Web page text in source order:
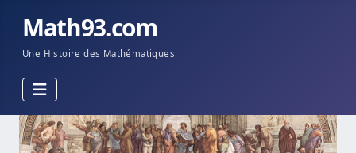
Math93.com
Une Histoire des Mathématiques